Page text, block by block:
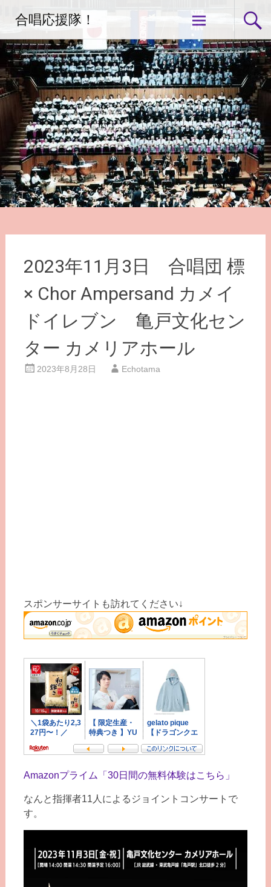
ン
ツ
へ
ス
合唱応援隊！
2023年11月3日 合唱団 標
× Chor Ampersand カメイ
ドイレブン 亀戸文化セン
ター カメリアホール
2023年8月28日 Echotama
スポンサーサイトも訪れてください↓
Amazonプライム「30日間の無料体験はこちら」
なんと指揮者11人によるジョイントコンサートで
す。